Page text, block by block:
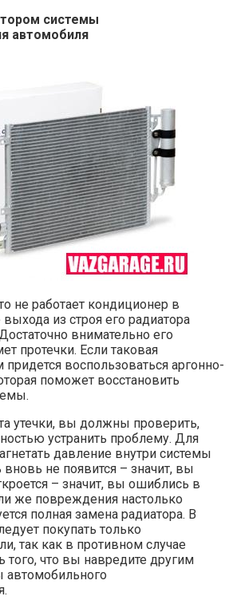
системы
автомобиля
не работает кондиционер в
из строя его радиатора
внимательно его
протечки. Если таковая
придется воспользоваться аргонно-
поможет восстановить
утечки, вы должны проверить,
устранить проблему. Для
давление внутри системы
вновь не появится – значит, вы
– значит, вы ошиблись в
же повреждения настолько
полная замена радиатора. В
покупать только
так как в противном случае
того, что вы навредите другим
автомобильного